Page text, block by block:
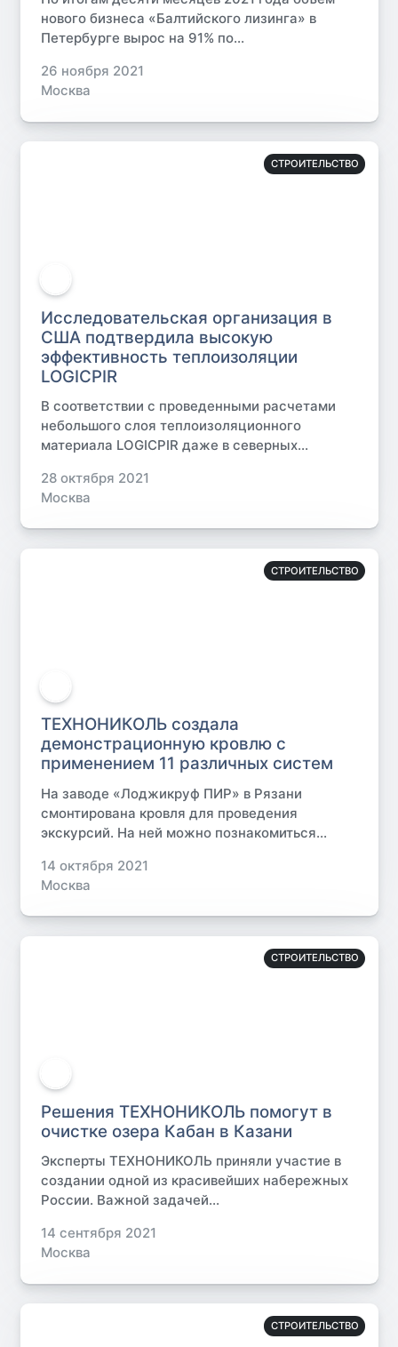
нового бизнеса «Балтийского лизинга» в
Петербурге вырос на 91% по...
26 ноября 2021
Москва
СТРОИТЕЛЬСТВО
Исследовательская организация в
США подтвердила высокую
эффективность теплоизоляции
LOGICPIR
В соответствии с проведенными расчетами
небольшого слоя теплоизоляционного
материала LOGICPIR даже в северных...
28 октября 2021
Москва
СТРОИТЕЛЬСТВО
ТЕХНОНИКОЛЬ создала
демонстрационную кровлю с
применением 11 различных систем
На заводе «Лоджикруф ПИР» в Рязани
смонтирована кровля для проведения
экскурсий. На ней можно познакомиться...
14 октября 2021
Москва
СТРОИТЕЛЬСТВО
Решения ТЕХНОНИКОЛЬ помогут в
очистке озера Кабан в Казани
Эксперты ТЕХНОНИКОЛЬ приняли участие в
создании одной из красивейших набережных
России. Важной задачей...
14 сентября 2021
Москва
СТРОИТЕЛЬСТВО